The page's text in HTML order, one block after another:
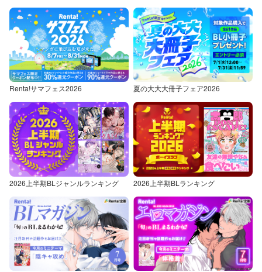
Renta!サマフェス2026 夏の大大大冊子フェア2026
2026上半期BLジャンルランキング 2026上半期BLランキング